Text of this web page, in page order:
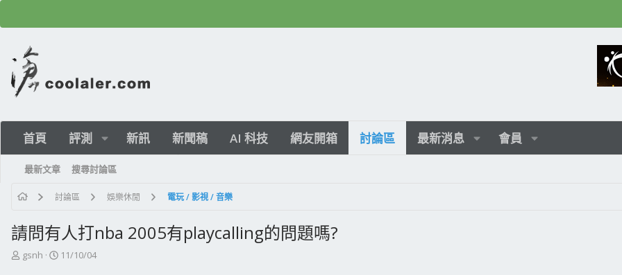
首頁 評測 新訊 新聞稿 AI 科技 網友開箱 討論區 最新消息 會員
最新文章 搜尋討論區
討論區 娛樂休閒 電玩 / 影視 / 音樂
請問有人打nba 2005有playcalling的問題嗎?
主
gsnh
開
11/10/04